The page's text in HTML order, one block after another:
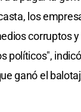
los
corruptos
políticos",
ganó el